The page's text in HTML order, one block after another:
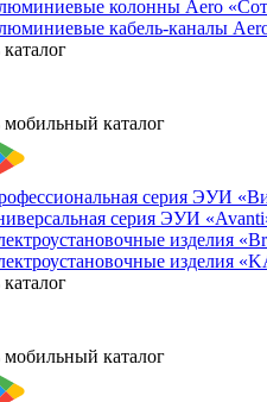
колонны Aero
кабель-каналы
мобильный каталог
серия ЭУИ
серия ЭУИ
изделия
изделия
мобильный каталог